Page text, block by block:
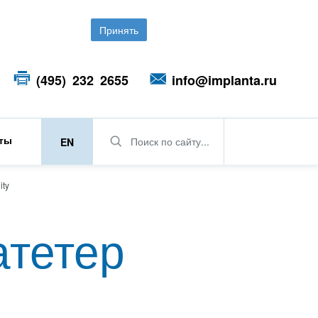
Принять
(495) 232 2655 info@implanta.ru
EN Поиск по сайту...